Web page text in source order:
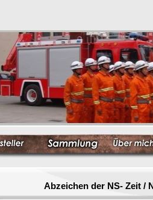
Abzeichen der NS- Zeit /